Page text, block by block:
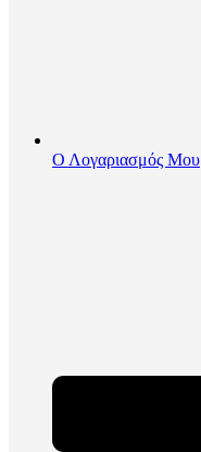
Ο Λογαριασμός Μου